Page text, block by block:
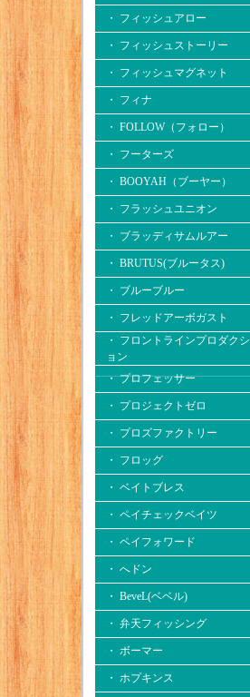
・ フィッシュアロー
・ フィッシュストーリー
・ フィッシュマグネット
・ フィナ
・ FOLLOW（フォロー）
・ フーターズ
・ BOOYAH（ブーヤー）
・ フラッシュユニオン
・ ブラッディサムルアー
・ BRUTUS(ブルータス)
・ ブルーブルー
・ フレッドアーボガスト
・ フロントラインプロダクシ
ョン
・ プロフェッサー
・ プロジェクトゼロ
・ プロズファクトリー
・ フロッグ
・ ベイトブレス
・ ペイチェックベイツ
・ ペイフォワード
・ へドン
・ BeveL(ベベル)
・ 弁天フィッシング
・ ボーマー
・ ホプキンス